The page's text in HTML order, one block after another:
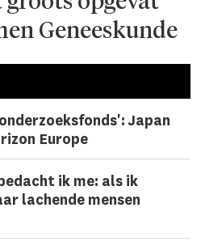
Geneeskunde
Japan
Europe
ik me: als ik
lachen­de mensen